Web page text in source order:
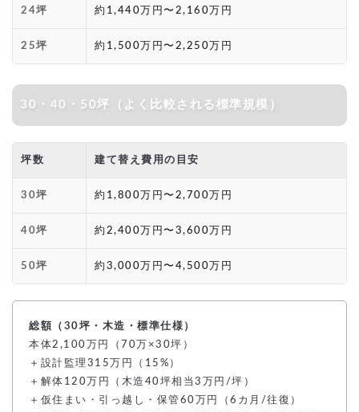
24坪 約1,440万円〜2,160万円
25坪 約1,500万円〜2,250万円
30・40・50坪（よく比較される標準規模）
坪数 建て替え費用の目安
30坪 約1,800万円〜2,700万円
40坪 約2,400万円〜3,600万円
50坪 約3,000万円〜4,500万円
総額（30坪・木造・標準仕様）
本体2,100万円（70万×30坪）
＋設計監理315万円（15%）
＋解体120万円（木造40坪相当3万円/坪）
＋仮住まい・引っ越し・保管60万円（6カ月/往復）